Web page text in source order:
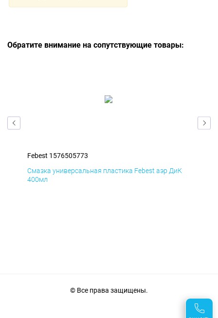
Обратите внимание на сопутствующие товары:
Febest 1576505773
Смазка универсальная пластика Febest аэр ДиК
400мл
© Все права защищены.